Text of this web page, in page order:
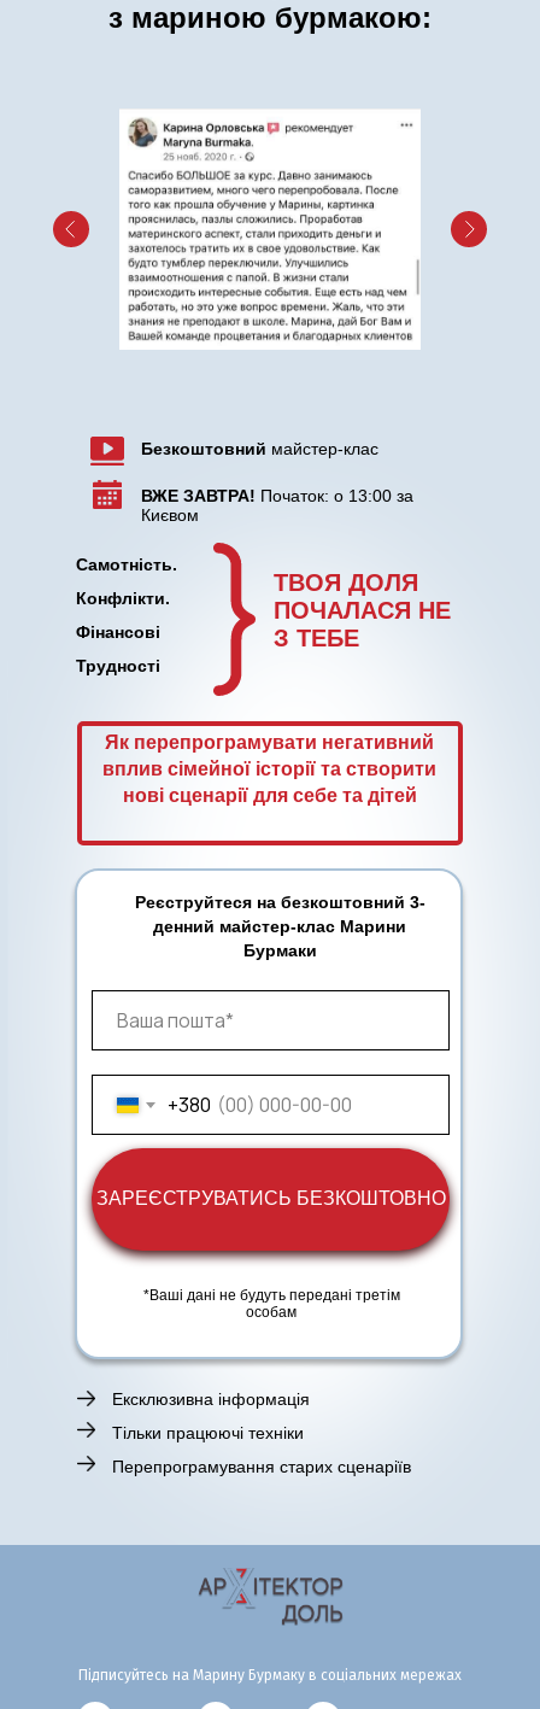
з мариною бурмакою:
ТВОЯ ДОЛЯ
ПОЧАЛАСЯ НЕ
З ТЕБЕ
Самотність.
Конфлікти.
Фінансові
Трудності
Безкоштовний майстер-клас
ВЖЕ ЗАВТРА! Початок: о 13:00 за
Києвом
Як перепрограмувати негативний
вплив сімейної історії та створити
нові сценарії для себе та дітей
Ексклюзивна інформація
Тільки працюючі техніки
Перепрограмування старих сценаріїв
Реєструйтеся на безкоштовний 3-
денний майстер-клас Марини
Бурмаки
*Ваші дані не будуть передані третім
особам
+380
ЗАРЕЄСТРУВАТИСЬ БЕЗКОШТОВНО
Підписуйтесь на Марину Бурмаку в соціальних мережах